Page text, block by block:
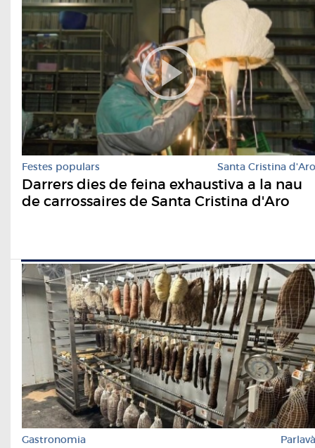
Festes populars Santa Cristina d'Aro
Darrers dies de feina exhaustiva a la nau
de carrossaires de Santa Cristina d'Aro
Gastronomia Parlavà